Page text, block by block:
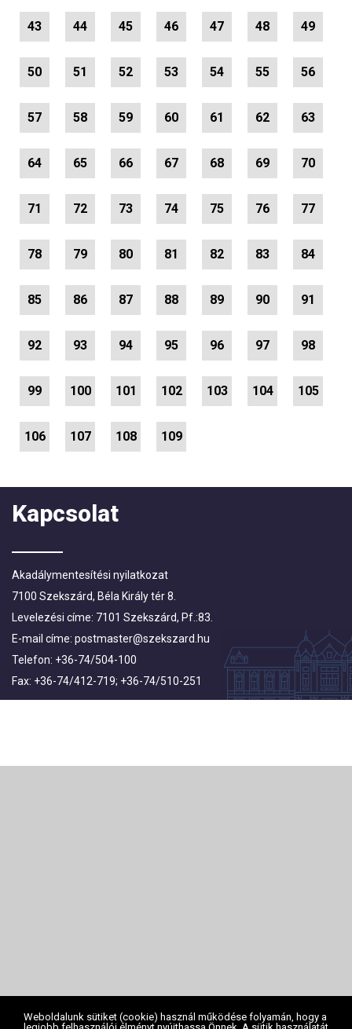
Weboldalunk sütiket (cookie) használ működése folyamán, hogy a
43 44 45 46 47 48 49
50 51 52 53 54 55 56
57 58 59 60 61 62 63
64 65 66 67 68 69 70
71 72 73 74 75 76 77
78 79 80 81 82 83 84
85 86 87 88 89 90 91
92 93 94 95 96 97 98
99 100 101 102 103 104 105
106 107 108 109
Kapcsolat
Akadálymentesítési nyilatkozat
7100 Szekszárd, Béla Király tér 8.
Levelezési címe: 7101 Szekszárd, Pf.:83.
E-mail címe: postmaster@szekszard.hu
Telefon: +36-74/504-100
Fax: +36-74/412-719; +36-74/510-251